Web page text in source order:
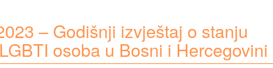
– Godišnji izvještaj o stanju
osoba u Bosni i Hercegovini